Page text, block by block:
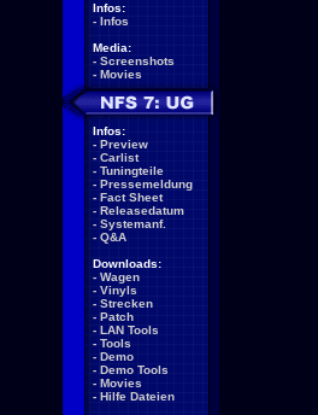
Infos:
- Infos
Media:
- Screenshots
- Movies
Infos:
- Preview
- Carlist
- Tuningteile
- Pressemeldung
- Fact Sheet
- Releasedatum
- Systemanf.
- Q&A
Downloads:
- Wagen
- Vinyls
- Strecken
- Patch
- LAN Tools
- Tools
- Demo
- Demo Tools
- Movies
- Hilfe Dateien